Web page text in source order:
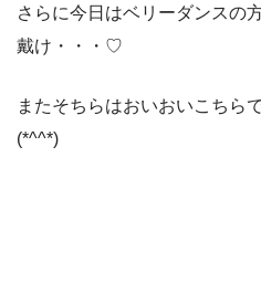
さらに今日はベリーダンスの
戴け・・・♡
またそちらはおいおいこちら
(*^^*)